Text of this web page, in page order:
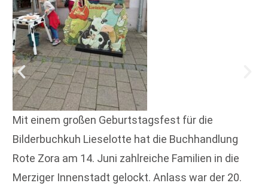
Mit einem großen Geburtstagsfest für die
Bilderbuchkuh Lieselotte hat die Buchhandlung
Rote Zora am 14. Juni zahlreiche Familien in die
Merziger Innenstadt gelockt. Anlass war der 20.